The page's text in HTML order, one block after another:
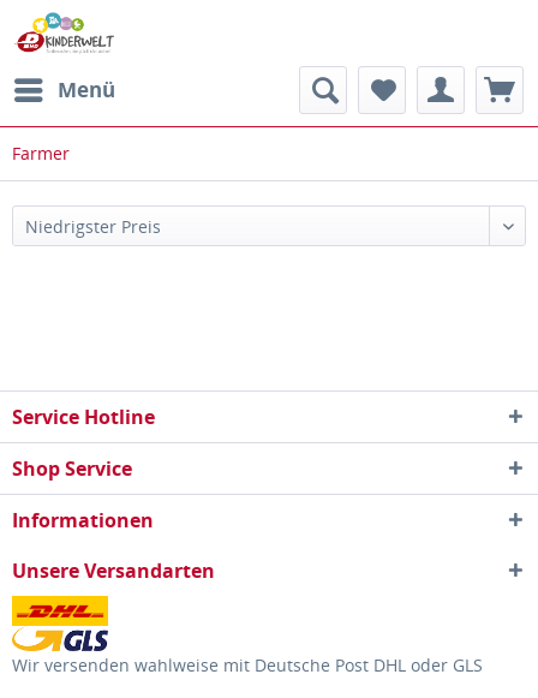
Menü
Farmer
Service Hotline
Shop Service
Informationen
Unsere Versandarten
Wir versenden wahlweise mit Deutsche Post DHL oder GLS